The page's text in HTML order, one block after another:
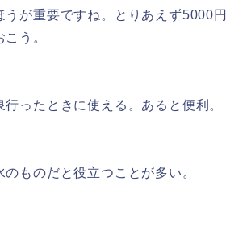
うが重要ですね。とりあえず5000円
う。
ったときに使える。あると便利。
ものだと役立つことが多い。